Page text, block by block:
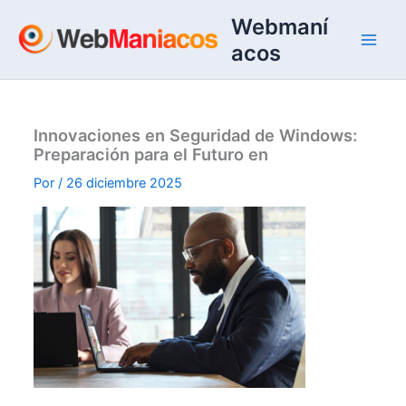
contenido
Webmaní
acos
Innovaciones en Seguridad de Windows:
Preparación para el Futuro en
Por/ 26 diciembre 2025